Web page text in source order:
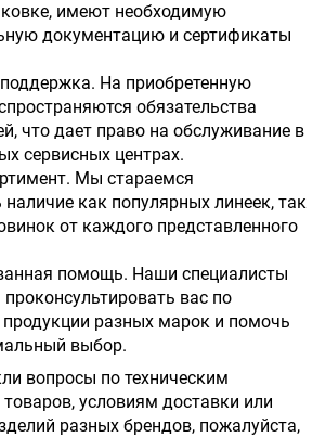
имеют необходимую
документацию и сертификаты
На приобретенную
обязательства
что дает право на обслуживание в
сервисных центрах.
Мы стараемся
как популярных линеек, так
от каждого представленного
помощь. Наши специалисты
проконсультировать вас по
разных марок и помочь
выбор.
вопросы по техническим
условиям доставки или
разных брендов, пожалуйста,